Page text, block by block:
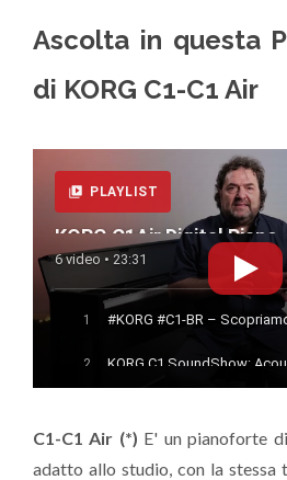
Ascolta in questa
di KORG C1-C1 Air
PLAYLIST
KORG C1Air Digital Piano
6 video • 23:31
1
2
C1-C1 Air (*) E' un pianoforte
adatto allo studio, con la stessa